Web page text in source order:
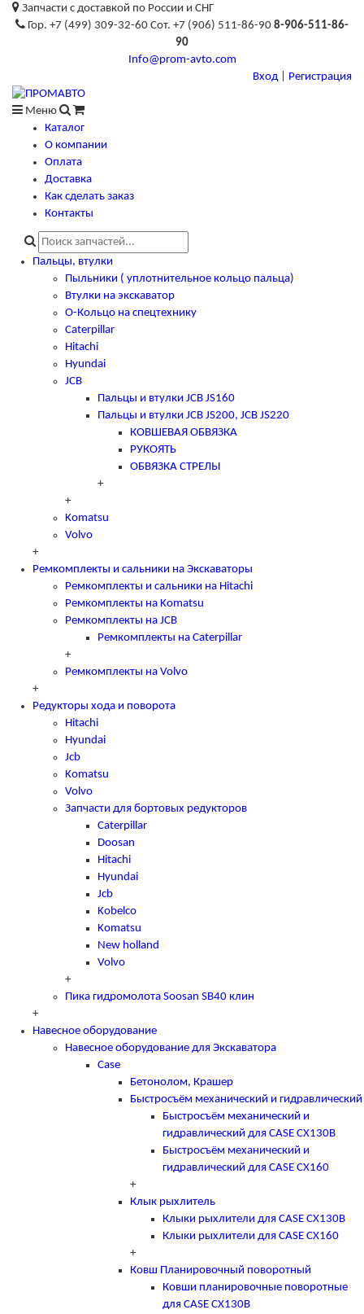
Запчасти с доставкой по России и СНГ
Гор. +7 (499) 309-32-60 Сот. +7 (906) 511-86-90 8-906-511-86-
90
Info@prom-avto.com
Вход
Регистрация
Меню
Каталог
О компании
Оплата
Доставка
Как сделать заказ
Контакты
Пальцы, втулки
Пыльники ( уплотнительное кольцо пальца)
Втулки на экскаватор
О-Кольцо на спецтехнику
Caterpillar
Hitachi
Hyundai
JCB
Пальцы и втулки JCB JS160
Пальцы и втулки JCB JS200, JCB JS220
КОВШЕВАЯ ОБВЯЗКА
РУКОЯТЬ
ОБВЯЗКА СТРЕЛЫ
+
+
Komatsu
Volvo
+
Ремкомплекты и сальники на Экскаваторы
Ремкомплекты и сальники на Hitachi
Ремкомплекты на Komatsu
Ремкомплекты на JCB
Ремкомплекты на Caterpillar
+
Ремкомплекты на Volvo
+
Редукторы хода и поворота
Hitachi
Hyundai
Jcb
Komatsu
Volvo
Запчасти для бортовых редукторов
Caterpillar
Doosan
Hitachi
Hyundai
Jcb
Kobelco
Komatsu
New holland
Volvo
+
Пика гидромолота Soosan SB40 клин
+
Навесное оборудование
Навесное оборудование для Экскаватора
Case
Бетонолом, Крашер
Быстросъём механический и гидравлический
Быстросъём механический и
гидравлический для CASE CX130B
Быстросъём механический и
гидравлический для CASE CX160
+
Клык рыхлитель
Клыки рыхлители для CASE CX130B
Клыки рыхлители для CASE CX160
+
Ковш Планировочный поворотный
Ковши планировочные поворотные
для CASE CX130B